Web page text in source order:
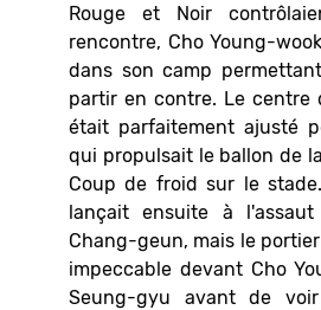
Rouge et Noir
rencontre, Cho Young-
dans son camp
partir en contre. Le centre
était parfaitement ajusté
qui propulsait le ballon de
Coup de froid sur le
lançait ensuite à
Chang-geun, mais le
impeccable devant Cho
Seung-gyu avant de